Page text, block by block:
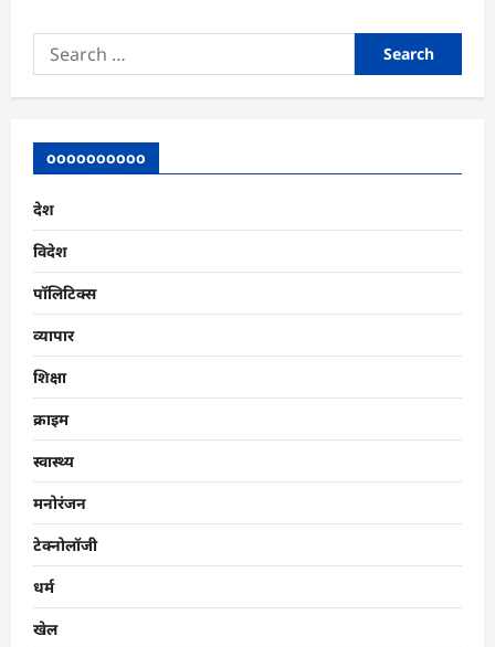
Search
for:
oooooooooo
देश
विदेश
पॉलिटिक्स
व्यापार
शिक्षा
क्राइम
स्वास्थ्य
मनोरंजन
टेक्नोलॉजी
धर्म
खेल